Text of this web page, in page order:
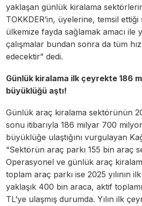
yaklaşan günlük kiralama
TOKKDER’in, üyelerine, temsil
ülkemize fayda sağlamak amacı ile
çalışmalar bundan sonra da tüm
edecektir” dedi.
Günlük kiralama ilk çeyrekte 186
büyüklüğü aştı!
Günlük araç kiralama sektörünün
sonu itibarıyla 186 milyar 700
büyüklüğe ulaştığını vurgulayan
“Sektörün araç parkı 155 bin araç
Operasyonel ve günlük araç
toplam araç parkı ise 2025 yılının
yaklaşık 400 bin araca, aktif
TL’ye ulaşmış durumda. Yılın ilk